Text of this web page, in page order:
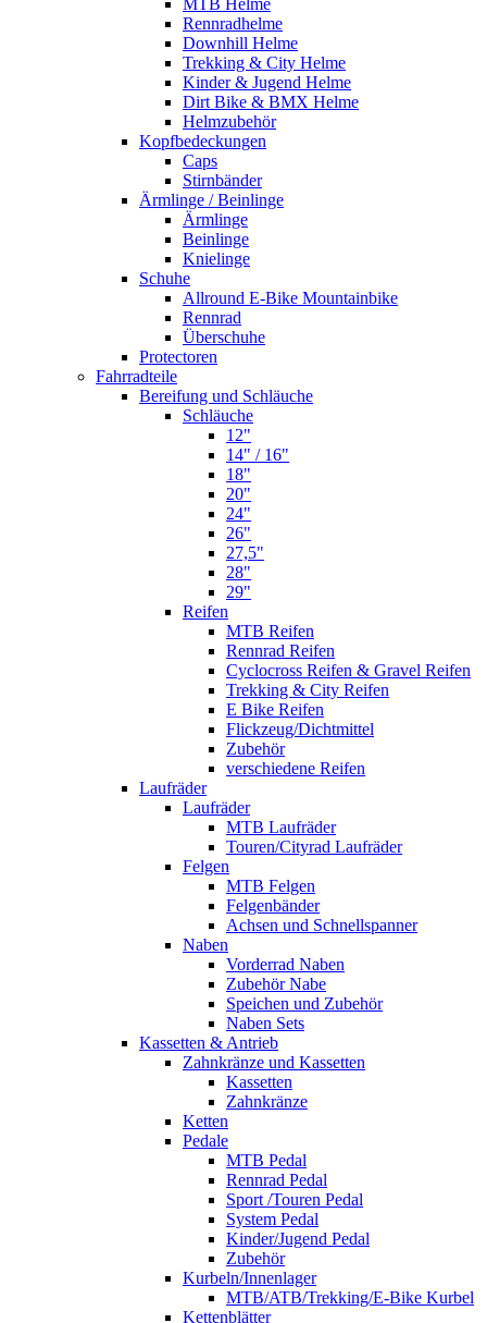
MTB Helme
Rennradhelme
Downhill Helme
Trekking & City Helme
Kinder & Jugend Helme
Dirt Bike & BMX Helme
Helmzubehör
Kopfbedeckungen
Caps
Stirnbänder
Ärmlinge / Beinlinge
Ärmlinge
Beinlinge
Knielinge
Schuhe
Allround E-Bike Mountainbike
Rennrad
Überschuhe
Protectoren
Fahrradteile
Bereifung und Schläuche
Schläuche
12"
14" / 16"
18"
20"
24"
26"
27,5"
28"
29"
Reifen
MTB Reifen
Rennrad Reifen
Cyclocross Reifen & Gravel Reifen
Trekking & City Reifen
E Bike Reifen
Flickzeug/Dichtmittel
Zubehör
verschiedene Reifen
Laufräder
Laufräder
MTB Laufräder
Touren/Cityrad Laufräder
Felgen
MTB Felgen
Felgenbänder
Achsen und Schnellspanner
Naben
Vorderrad Naben
Zubehör Nabe
Speichen und Zubehör
Naben Sets
Kassetten & Antrieb
Zahnkränze und Kassetten
Kassetten
Zahnkränze
Ketten
Pedale
MTB Pedal
Rennrad Pedal
Sport /Touren Pedal
System Pedal
Kinder/Jugend Pedal
Zubehör
Kurbeln/Innenlager
MTB/ATB/Trekking/E-Bike Kurbel
Kettenblätter